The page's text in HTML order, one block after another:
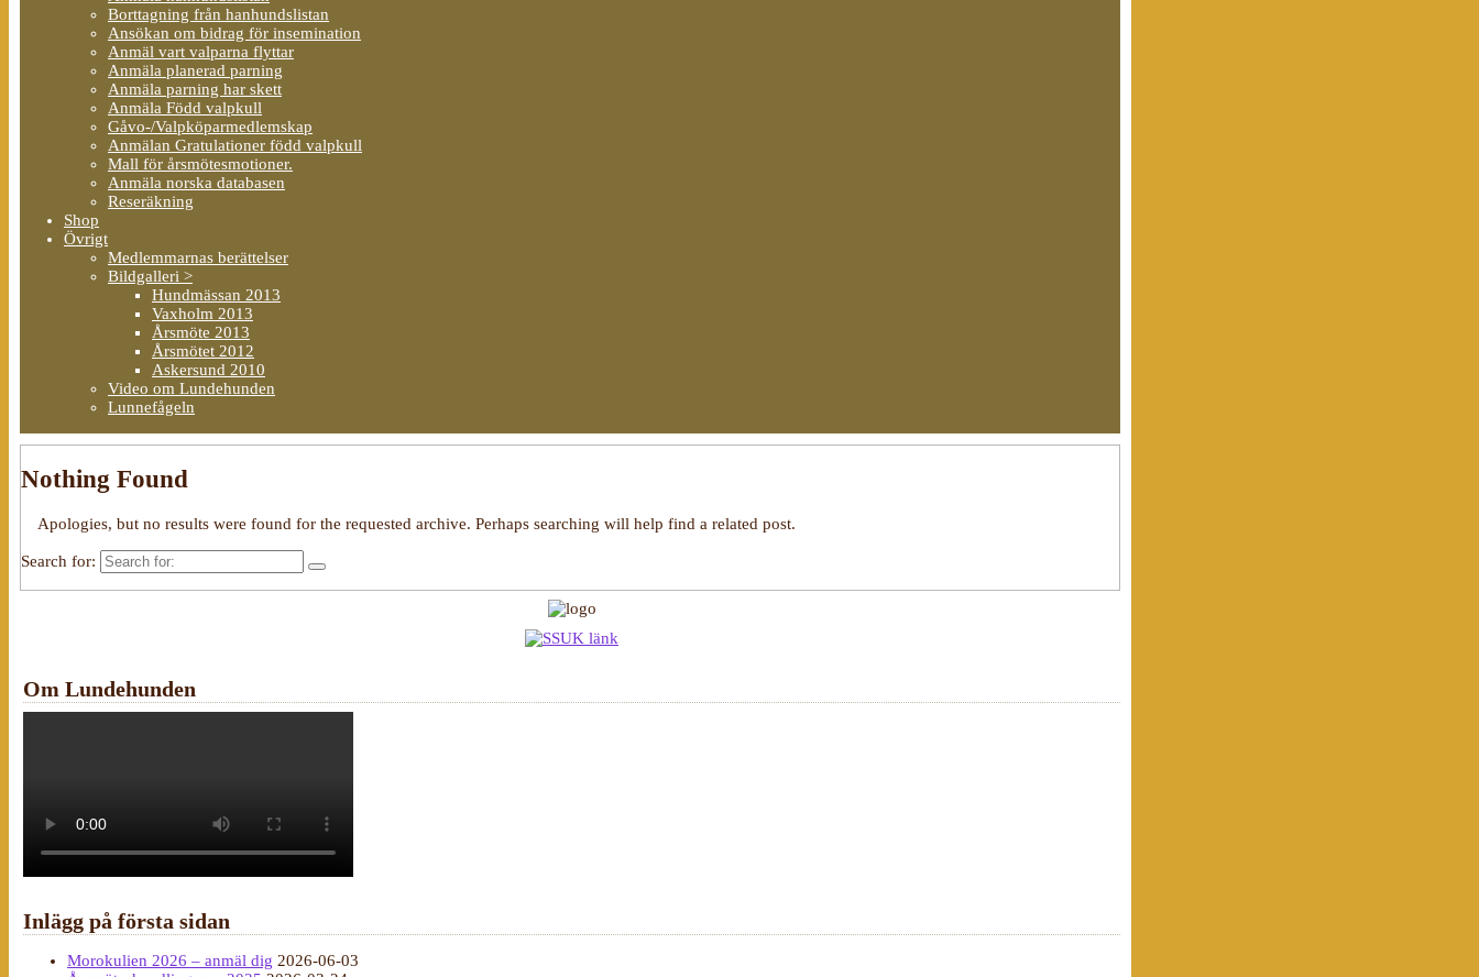
Borttagning från hanhundslistan
Ansökan om bidrag för insemination
Anmäl vart valparna flyttar
Anmäla planerad parning
Anmäla parning har skett
Anmäla Född valpkull
Gåvo-/Valpköparmedlemskap
Anmälan Gratulationer född valpkull
Mall för årsmötesmotioner.
Anmäla norska databasen
Reseräkning
Shop
Övrigt
Medlemmarnas berättelser
Bildgalleri >
Hundmässan 2013
Vaxholm 2013
Årsmöte 2013
Årsmötet 2012
Askersund 2010
Video om Lundehunden
Lunnefågeln
Nothing Found
Apologies, but no results were found for the requested archive. Perhaps searching will help find a related post.
Search for:
Om Lundehunden
Inlägg på första sidan
Morokulien 2026 – anmäl dig 2026-06-03